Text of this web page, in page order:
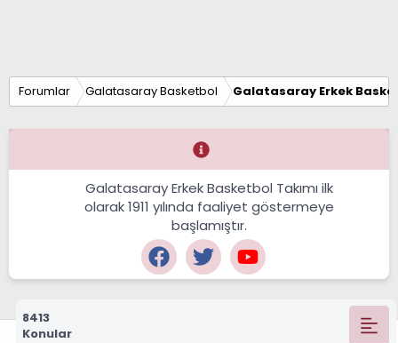
Forumlar Galatasaray Basketbol Galatasaray Erkek
Galatasaray Erkek Basketbol Takımı ilk
olarak 1911 yılında faaliyet göstermeye
başlamıştır.
8413
Konular